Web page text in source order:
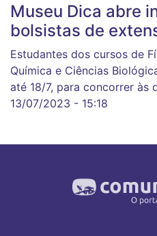
Museu Dica abre
bolsistas de
Estudantes dos cursos de
Química e Ciências
até 18/7, para concorrer às
13/07/2023 - 15:18